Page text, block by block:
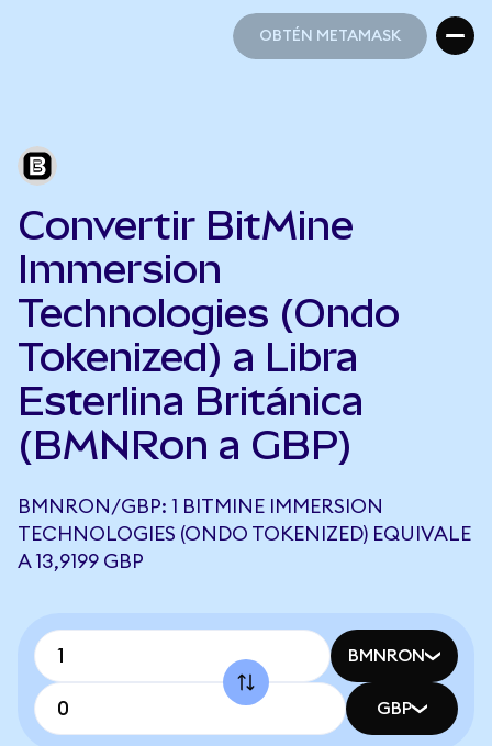
OBTÉN METAMASK
Convertir BitMine
Immersion
Technologies (Ondo
Tokenized) a Libra
Esterlina Británica
(BMNRon a GBP)
BMNRON/GBP: 1 BITMINE IMMERSION
TECHNOLOGIES (ONDO TOKENIZED) EQUIVALE
A 13,9199 GBP
BMNRON
GBP